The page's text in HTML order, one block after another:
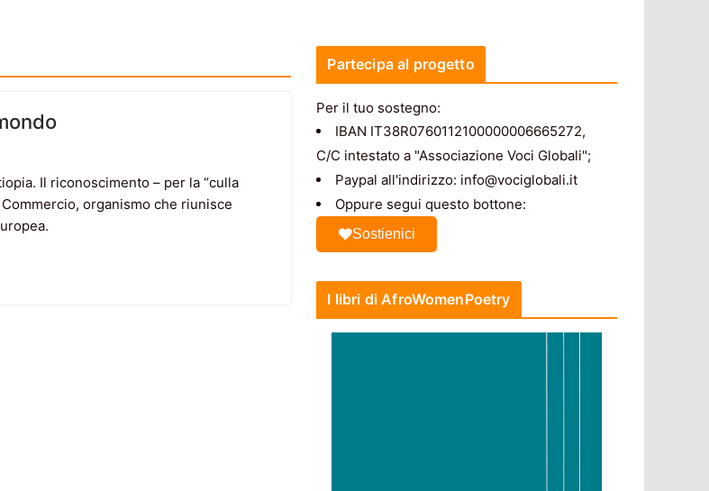
Il riconoscimento – per la “culla
organismo che riunisce
Partecipa al progetto
Per il tuo sostegno:
IBAN IT38R0760112100000006665272,
C/C intestato a "Associazione Voci Globali";
Paypal all'indirizzo: info@vociglobali.it
Oppure segui questo bottone:
Sostienici
I libri di AfroWomenPoetry